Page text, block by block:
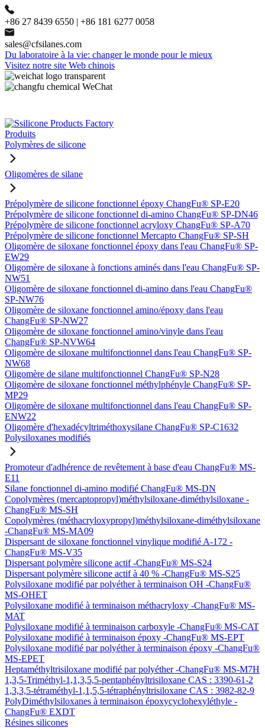
+86 27 8439 6550 | +86 181 6277 0058
sales@cfsilanes.com
Du laboratoire à la vie: changer le monde pour le mieux
Visitez notre site Web chinois
Produits
Polymères de silicone
Oligomères de silane
Prépolymère de silicone fonctionnel époxy ChangFu® SP-E20
Prépolymère de silicone fonctionnel di-amino ChangFu® SP-DN46
Prépolymère de silicone fonctionnel acryloxy ChangFu® SP-A70
Prépolymère de silicone fonctionnel Mercapto ChangFu® SP-SH
Oligomère de siloxane fonctionnel époxy dans l'eau ChangFu® SP-
EW29
Oligomère de siloxane à fonctions aminés dans l'eau ChangFu® SP-
NW51
Oligomère de siloxane fonctionnel di-amino dans l'eau ChangFu®
SP-NW76
Oligomère de siloxane fonctionnel amino/époxy dans l'eau
ChangFu® SP-NW27
Oligomère de siloxane fonctionnel amino/vinyle dans l'eau
ChangFu® SP-NVW64
Oligomère de siloxane multifonctionnel dans l'eau ChangFu® SP-
NW68
Oligomère de silane multifonctionnel ChangFu® SP-N28
Oligomère de siloxane fonctionnel méthylphényle ChangFu® SP-
MP29
Oligomère de siloxane multifonctionnel dans l'eau ChangFu® SP-
ENW22
Oligomère d'hexadécyltriméthoxysilane ChangFu® SP-C1632
Polysiloxanes modifiés
Promoteur d'adhérence de revêtement à base d'eau ChangFu® MS-
E11
Silane fonctionnel di-amino modifié ChangFu® MS-DN
Copolymères (mercaptopropyl)méthylsiloxane-diméthylsiloxane -
ChangFu® MS-SH
Copolymères (méthacryloxypropyl)méthylsiloxane-diméthylsiloxane
-ChangFu® MS-MA09
Dispersant de siloxane fonctionnel vinylique modifié A-172 -
ChangFu® MS-V35
Dispersant polymère silicone actif -ChangFu® MS-S24
Dispersant polymère silicone actif à 40 % -ChangFu® MS-S25
Polysiloxane modifié par polyéther à terminaison OH -ChangFu®
MS-OHET
Polysiloxane modifié à terminaison méthacryloxy -ChangFu® MS-
MAT
Polysiloxane modifié à terminaison carboxyle -ChangFu® MS-CAT
Polysiloxane modifié à terminaison époxy -ChangFu® MS-EPT
Polysiloxane modifié par polyéther à terminaison époxy -ChangFu®
MS-EPET
Heptaméthyltrisiloxane modifié par polyéther -ChangFu® MS-M7H
1,3,5-Triméthyl-1,1,3,5,5-pentaphényltrisiloxane CAS : 3390-61-2
1,3,3,5-tétraméthyl-1,1,5,5-tétraphényltrisiloxane CAS : 3982-82-9
PolyDiméthylsiloxanes à terminaison époxycyclohexyléthyle -
ChangFu® EXDT
Résines silicones